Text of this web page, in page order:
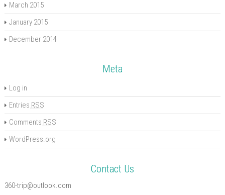
March 2015
January 2015
December 2014
Meta
Log in
Entries RSS
Comments RSS
WordPress.org
Contact Us
360-trip@outlook.com